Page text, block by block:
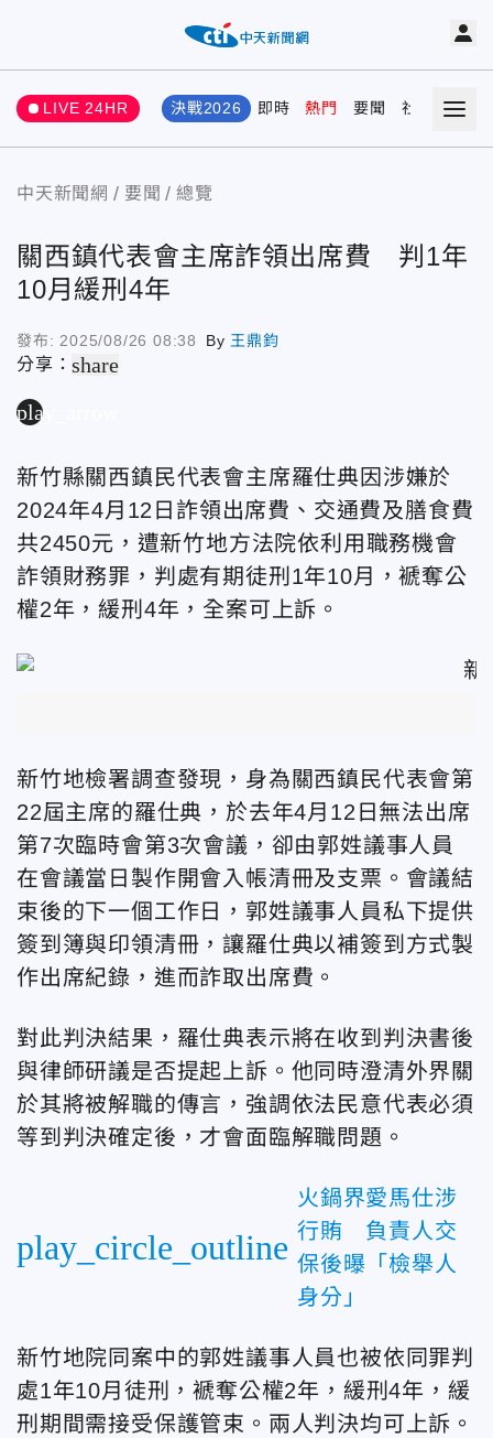
LIVE 24HR 決戰2026 即時 熱門 要聞 社會 娛樂
中天新聞網 要聞 總覽
關西鎮代表會主席詐領出席費 判1年
10月緩刑4年
發布: 2025/08/26 08:38 By 王鼎鈞
分享：share
play_arrow
新竹縣關西鎮民代表會主席羅仕典因涉嫌於
2024年4月12日詐領出席費、交通費及膳食費
共2450元，遭新竹地方法院依利用職務機會
詐領財務罪，判處有期徒刑1年10月，褫奪公
權2年，緩刑4年，全案可上訴。
新竹地檢署調查發現，身為關西鎮民代表會第
22屆主席的羅仕典，於去年4月12日無法出席
第7次臨時會第3次會議，卻由郭姓議事人員
在會議當日製作開會入帳清冊及支票。會議結
束後的下一個工作日，郭姓議事人員私下提供
簽到簿與印領清冊，讓羅仕典以補簽到方式製
作出席紀錄，進而詐取出席費。
對此判決結果，羅仕典表示將在收到判決書後
與律師研議是否提起上訴。他同時澄清外界關
於其將被解職的傳言，強調依法民意代表必須
等到判決確定後，才會面臨解職問題。
play_circle_outline
火鍋界愛馬仕涉
行賄 負責人交
保後曝「檢舉人
身分」
新竹地院同案中的郭姓議事人員也被依同罪判
處1年10月徒刑，褫奪公權2年，緩刑4年，緩
刑期間需接受保護管束。兩人判決均可上訴。